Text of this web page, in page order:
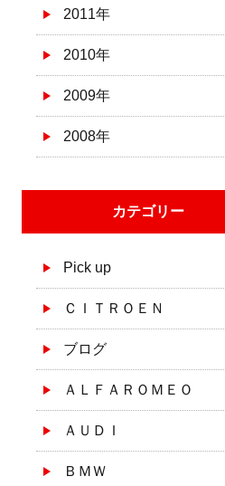
2011年
2010年
2009年
2008年
カテゴリー
Pick up
ＣＩＴＲＯＥＮ
ブログ
ＡＬＦＡＲＯＭＥＯ
ＡＵＤＩ
ＢＭＷ